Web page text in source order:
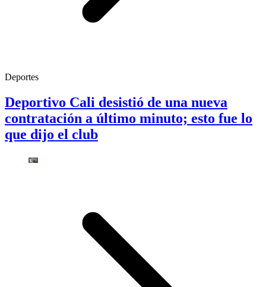
Deportes
Deportivo Cali desistió de una nueva
contratación a último minuto; esto fue lo
que dijo el club